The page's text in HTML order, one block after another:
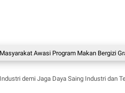
Awasi Program Makan Bergizi Gratis agar
demi Jaga Daya Saing Industri dan